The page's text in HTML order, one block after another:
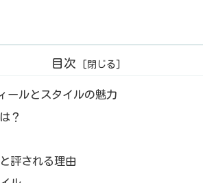
目次
ールとスタイルの魅力
？
評される理由